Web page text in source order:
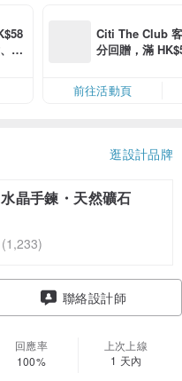
日
Citi The Club
分回贈，滿
前往活動頁
逛設計品牌
晶手鍊・天然礦石
(1,233)
聯絡設計師
回應率
100%
上次上線
1 天內